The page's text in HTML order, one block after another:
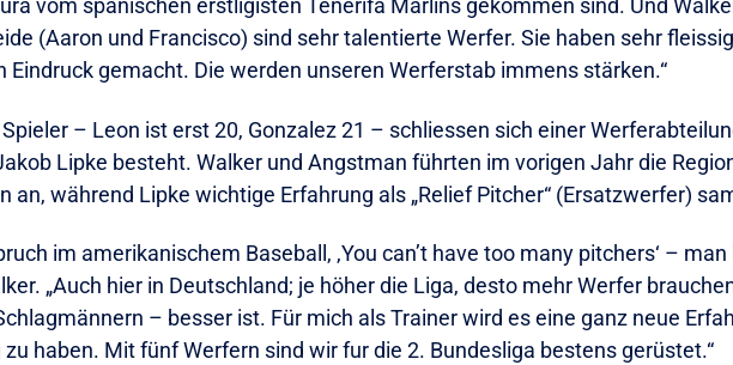
vom spanischen erstligisten Tenerifa Marlins gekommen sind. Und
(Aaron und Francisco) sind sehr talentierte Werfer. Sie haben sehr
Eindruck gemacht. Die werden unseren Werferstab immens stärken.“
– Leon ist erst 20, Gonzalez 21 – schliessen sich einer
Lipke besteht. Walker und Angstman führten im vorigen Jahr die
an, während Lipke wichtige Erfahrung als „Relief Pitcher“ (Ersatzwerfer)
im amerikanischem Baseball, ‚You can’t have too many pitchers‘ –
„Auch hier in Deutschland; je höher die Liga, desto mehr Werfer
– besser ist. Für mich als Trainer wird es eine ganz neue
haben. Mit fünf Werfern sind wir fur die 2. Bundesliga bestens gerüstet.“